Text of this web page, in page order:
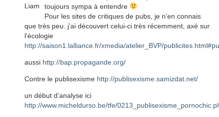
Liam
toujours sympa à entendre
Pour les sites de critiques de pubs, je n’en connais
que très peu. j’ai découvert celui-ci très récemment, axé sur
l’écologie
http://saison1.lalliance.fr/xmedia/atelier_BVP/
aussi http://bap.propagande.org/
Contre le publisexisme http://publisexisme.samizdat.net/
un début d’analyse ici
http://www.micheldurso.be/tfe/